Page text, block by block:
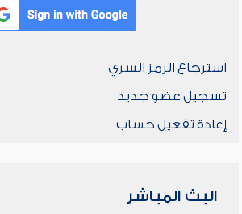
استرجاع الرمز السري
تسجيل عضو جديد
إعادة تفعيل حساب
البث المباشر